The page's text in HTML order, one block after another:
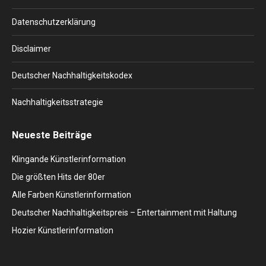
new
window
new
window
new
window
new
window
new
window
Datenschutzerklärung
Disclaimer
Deutscher Nachhaltigkeitskodex
Nachhaltigkeitsstrategie
Neueste Beiträge
Klingande Künstlerinformation
Die größten Hits der 80er
Alle Farben Künstlerinformation
Deutscher Nachhaltigkeitspreis – Entertainment mit Haltung
Hozier Künstlerinformation